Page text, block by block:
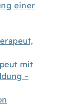
einer
mit
–